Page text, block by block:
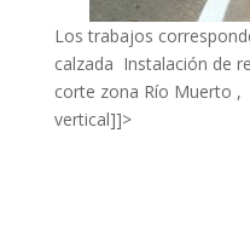
Los trabajos
calzada Instalación de
corte zona Río Muerto ,
vertical]]>